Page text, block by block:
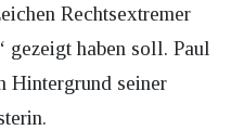
Rechtsextremer
gezeigt haben soll. Paul
Hintergrund seiner